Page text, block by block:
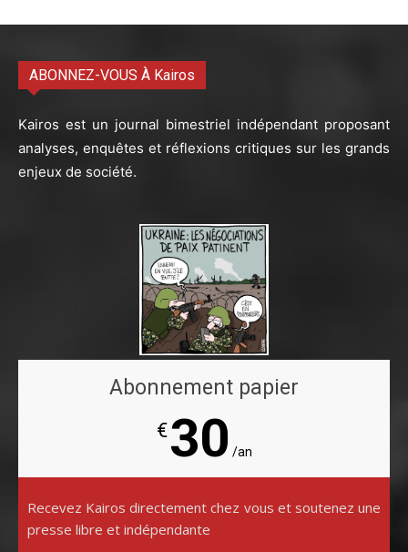
ABONNEZ-VOUS À Kairos
Kairos est un journal bimestriel indépendant proposant
analyses, enquêtes et réflexions critiques sur les grands
enjeux de société.
Abonnement papier
€30 /an
Recevez Kairos directement chez vous et soutenez une
presse libre et indépendante